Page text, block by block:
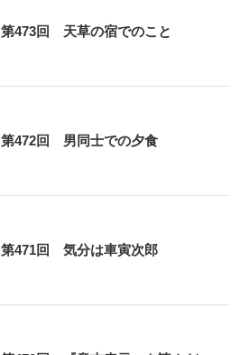
第473回 天草の宿でのこと
第472回 男同士での夕食
第471回 気分は車寅次郎